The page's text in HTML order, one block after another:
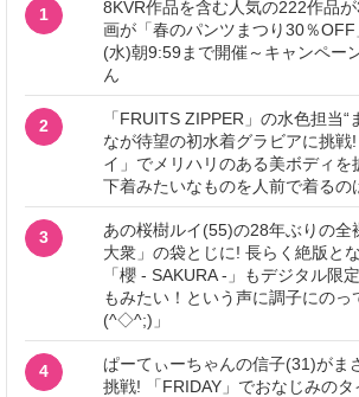
1
8KVR作品を含む人気の222作品
画が「春のパンツまつり30％
(水)朝9:59まで開催～キャンペー
ん
2
「FRUITS ZIPPER」の水色担当“
なが待望の初水着グラビアに挑戦
イ」でメリハリのある美ボディを
下着みたいなものを人前で着るの
3
あの桜樹ルイ(55)の28年ぶりの全
大衆」の袋とじに! 長らく絶版と
「櫻 - SAKURA -」もデジタル限
もみたい！という声に調子にのっ
(^◇^;)」
4
ぱーてぃーちゃんの信子(31)がま
挑戦! 「FRIDAY」でおなじみの